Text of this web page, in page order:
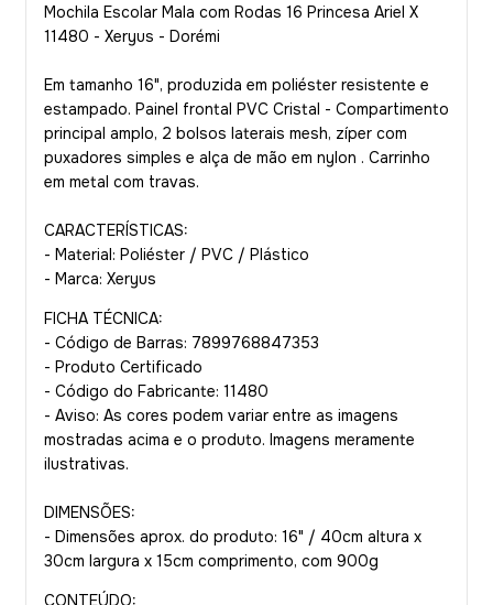
Mochila Escolar Mala com Rodas 16 Princesa Ariel X
11480 - Xeryus - Dorémi
Em tamanho 16", produzida em poliéster resistente e
estampado. Painel frontal PVC Cristal - Compartimento
principal amplo, 2 bolsos laterais mesh, zíper com
puxadores simples e alça de mão em nylon . Carrinho
em metal com travas.
CARACTERÍSTICAS:
- Material: Poliéster / PVC / Plástico
- Marca: Xeryus
FICHA TÉCNICA:
- Código de Barras: 7899768847353
- Produto Certificado
- Código do Fabricante: 11480
- Aviso: As cores podem variar entre as imagens
mostradas acima e o produto. Imagens meramente
ilustrativas.
DIMENSÕES:
- Dimensões aprox. do produto: 16" / 40cm altura x
30cm largura x 15cm comprimento, com 900g
CONTEÚDO: